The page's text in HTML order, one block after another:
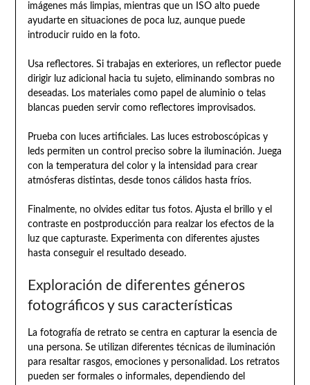
imágenes más limpias, mientras que un ISO alto puede
ayudarte en situaciones de poca luz, aunque puede
introducir ruido en la foto.
Usa reflectores. Si trabajas en exteriores, un reflector puede
dirigir luz adicional hacia tu sujeto, eliminando sombras no
deseadas. Los materiales como papel de aluminio o telas
blancas pueden servir como reflectores improvisados.
Prueba con luces artificiales. Las luces estroboscópicas y
leds permiten un control preciso sobre la iluminación. Juega
con la temperatura del color y la intensidad para crear
atmósferas distintas, desde tonos cálidos hasta fríos.
Finalmente, no olvides editar tus fotos. Ajusta el brillo y el
contraste en postproducción para realzar los efectos de la
luz que capturaste. Experimenta con diferentes ajustes
hasta conseguir el resultado deseado.
Exploración de diferentes géneros
fotográficos y sus características
La fotografía de retrato se centra en capturar la esencia de
una persona. Se utilizan diferentes técnicas de iluminación
para resaltar rasgos, emociones y personalidad. Los retratos
pueden ser formales o informales, dependiendo del